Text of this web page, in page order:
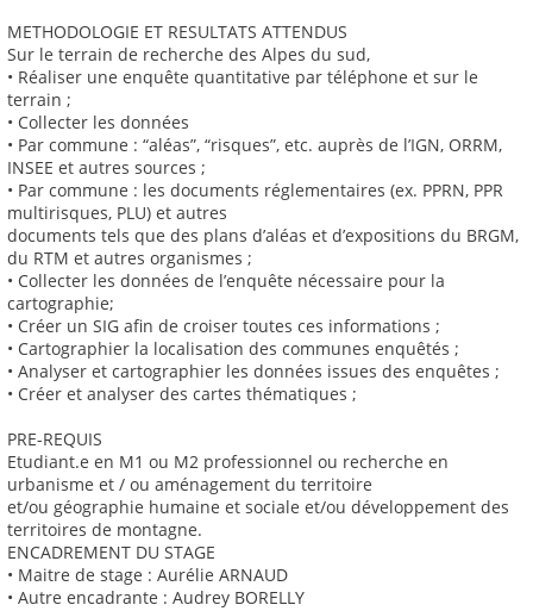
METHODOLOGIE ET RESULTATS ATTENDUS
Sur le terrain de recherche des Alpes du sud,
• Réaliser une enquête quantitative par téléphone et sur le
terrain ;
• Collecter les données
• Par commune : “aléas”, “risques”, etc. auprès de l’IGN, ORRM,
INSEE et autres sources ;
• Par commune : les documents réglementaires (ex. PPRN, PPR
multirisques, PLU) et autres
documents tels que des plans d’aléas et d’expositions du BRGM,
du RTM et autres organismes ;
• Collecter les données de l’enquête nécessaire pour la
cartographie;
• Créer un SIG afin de croiser toutes ces informations ;
• Cartographier la localisation des communes enquêtés ;
• Analyser et cartographier les données issues des enquêtes ;
• Créer et analyser des cartes thématiques ;
PRE-REQUIS
Etudiant.e en M1 ou M2 professionnel ou recherche en
urbanisme et / ou aménagement du territoire
et/ou géographie humaine et sociale et/ou développement des
territoires de montagne.
ENCADREMENT DU STAGE
• Maitre de stage : Aurélie ARNAUD
• Autre encadrante : Audrey BORELLY